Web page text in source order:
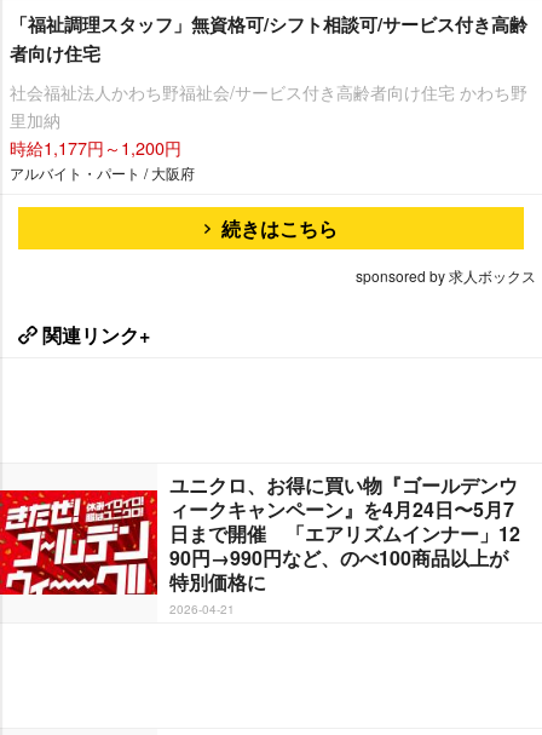
「福祉調理スタッフ」無資格可/シフト相談可/サービス付き高齢
者向け住宅
社会福祉法人かわち野福祉会/サービス付き高齢者向け住宅 かわち野
里加納
時給1,177円～1,200円
アルバイト・パート / 大阪府
続きはこちら
sponsored by 求人ボックス
関連リンク+
ユニクロ、お得に買い物『ゴールデンウ
ィークキャンペーン』を4月24日〜5月7
日まで開催 「エアリズムインナー」12
90円→990円など、のべ100商品以上が
特別価格に
2026-04-21